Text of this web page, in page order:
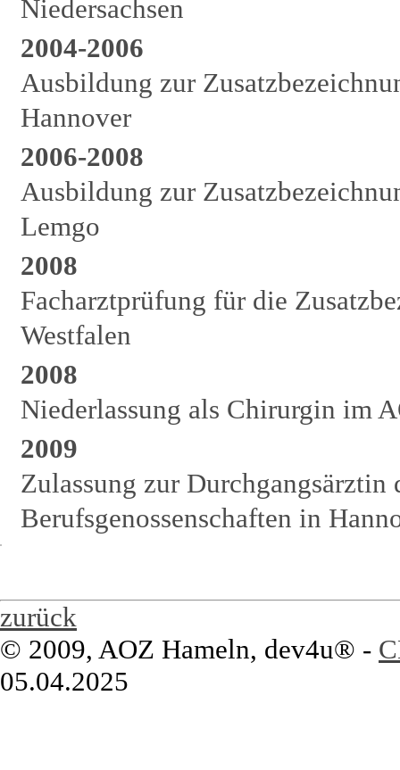
Niedersachsen
2004-2006
Ausbildung zur
Hannover
2006-2008
Ausbildung zur
Lemgo
2008
Facharztprüfung für die
Westfalen
2008
Niederlassung als Chirurgin im
2009
Zulassung zur Durchgangsärztin
Berufsgenossenschaften in
zurück
© 2009, AOZ Hameln, dev4u® -
05.04.2025